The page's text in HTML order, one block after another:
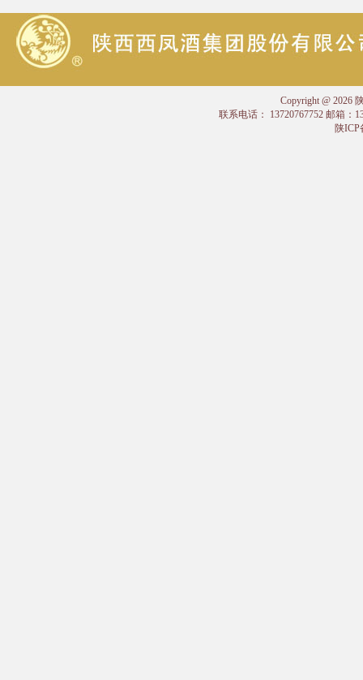
Copyright @ 2026
联系电话： 13720767752 邮箱：
陕ICP